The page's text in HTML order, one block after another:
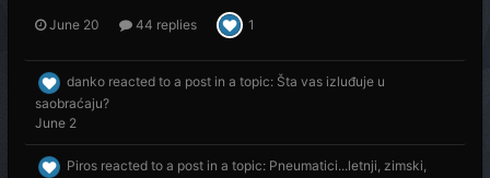
June 20 44 replies 1
danko reacted to a post in a topic: Šta vas izluđuje u
saobraćaju?
June 2
Piros reacted to a post in a topic: Pneumatici...letnji, zimski,